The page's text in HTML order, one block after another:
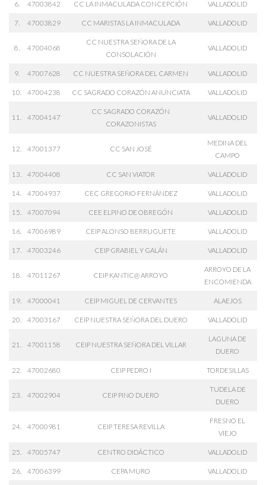
6. 47003842 CC LA INMACULADA CONCEPCIÓN VALLADOLID
7. 47003829 CC MARISTAS LA INMACULADA VALLADOLID
8. 47004068
CC NUESTRA SEÑORA DE LA
CONSOLACIÓN
VALLADOLID
9. 47007628 CC NUESTRA SEÑORA DEL CARMEN VALLADOLID
10. 47004238 CC SAGRADO CORAZÓN ANUNCIATA VALLADOLID
11. 47004147
CC SAGRADO CORAZÓN
CORAZONISTAS
VALLADOLID
12. 47001377 CC SAN JOSÉ
MEDINA DEL
CAMPO
13. 47004408 CC SAN VIATOR VALLADOLID
14. 47004937 CEC GREGORIO FERNÁNDEZ VALLADOLID
15. 47007094 CEE ELPINO DE OBREGÓN VALLADOLID
16. 47006989 CEIP ALONSO BERRUGUETE VALLADOLID
17. 47003246 CEIP GRABIEL Y GALÁN VALLADOLID
18. 47011267 CEIP KANTIC@ ARROYO
ARROYO DE LA
ENCOMIENDA
19. 47000041 CEIP MIGUEL DE CERVANTES ALAEJOS
20. 47003167 CEIP NUESTRA SEÑORA DEL DUERO VALLADOLID
21. 47001158 CEIP NUESTRA SEÑORA DEL VILLAR
LAGUNA DE
DUERO
22. 47002680 CEIP PEDRO I TORDESILLAS
23. 47002904 CEIP PINO DUERO
TUDELA DE
DUERO
24. 47000981 CEIP TERESA REVILLA
FRESNO EL
VIEJO
25. 47005747 CENTRO DIDÁCTICO VALLADOLID
26. 47006399 CEPA MURO VALLADOLID